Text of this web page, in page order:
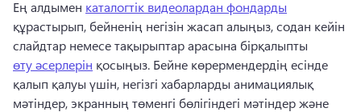
Ең алдымен каталогтік видеолардан фондарды
құрастырып, бейненің негізін жасап алыңыз, содан кейін
слайдтар немесе тақырыптар арасына бірқалыпты
өту әсерлерін қосыңыз. Бейне көрермендердің есінде
қалып қалуы үшін, негізгі хабарларды анимациялық
мәтіндер, экранның төменгі бөлігіндегі мәтіндер және